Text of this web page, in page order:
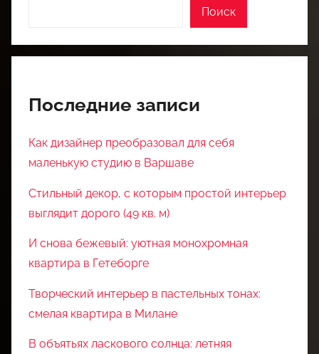
Поиск
Последние записи
Как дизайнер преобразовал для себя
маленькую студию в Варшаве
Стильный декор, с которым простой интерьер
выглядит дорого (49 кв. м)
И снова бежевый: уютная монохромная
квартира в Гетеборге
Творческий интерьер в пастельных тонах:
смелая квартира в Милане
В объятьях ласкового солнца: летняя